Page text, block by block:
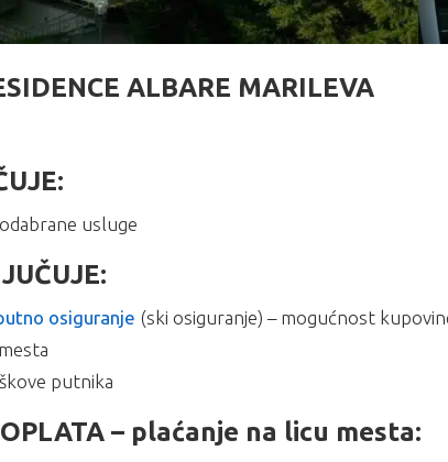
ALBARE MARILEVA
usluge
osiguranje (ski osiguranje) – mogućnost
putnika
– plaćanje na licu mesta: